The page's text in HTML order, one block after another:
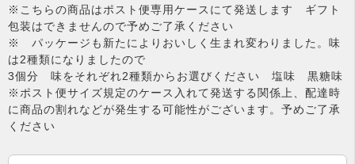
※こちらの商品はポスト便専用ケースにて発送します ギフト
包装はできませんので予めご了承ください
※ パッケージも新たによりおいしく生まれ変わりました。味
は2種類になりましたので
3個分 味をそれぞれ2種類からお選びください 塩味 黒糖味
※ポスト便サイズ規定のケース入れて発送する関係上、配達時
に商品の割れなどが発生する可能性がございます。予めご了承
ください